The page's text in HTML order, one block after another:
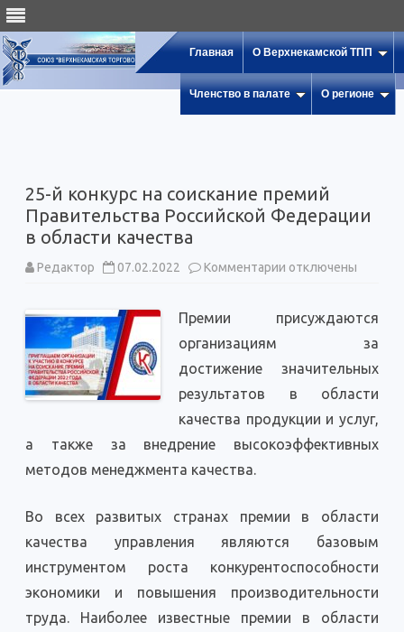
Главная О Верхнекамской ТПП
Членство в палате О регионе
25-й конкурс на соискание премий
Правительства Российской Федерации
в области качества
Редактор 07.02.2022 Комментарии к
конкурс
на
Правительства
Федерации
области
качества
отключены
Премии присуждаются
организациям за
достижение значительных
результатов в области
качества продукции и услуг,
а также за внедрение высокоэффективных
методов менеджмента качества.
Во всех развитых странах премии в области
качества управления являются базовым
инструментом роста конкурентоспособности
экономики и повышения производительности
труда. Наиболее известные премии в области